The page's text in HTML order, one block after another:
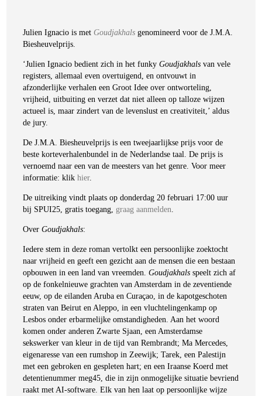
Julien Ignacio
€23,99
BESTEL
Julien Ignacio is metGoudjakhals genomineerd voor de J.M.A.
Biesheuvelprijs.
‘Julien Ignacio bedient zich in het funkyGoudjakhals van vele
registers, allemaal even overtuigend, en ontvouwt in
afzonderlijke verhalen een Groot Idee over ontworteling,
vrijheid, uitbuiting en verzet dat niet alleen op talloze wijzen
actueel is, maar zindert van de levenslust en creativiteit,’ aldus
de jury.
De J.M.A. Biesheuvelprijs is een tweejaarlijkse prijs voor de
beste korteverhalenbundel in de Nederlandse taal. De prijs is
vernoemd naar een van de meesters van het genre. Voor meer
informatie: klikhier.
De uitreiking vindt plaats op donderdag 20 februari 17:00 uur
bij SPUI25, gratis toegang, graag aanmelden.
OverGoudjakhals:
Iedere stem in deze roman vertolkt een persoonlijke zoektocht
naar vrijheid en geeft een gezicht aan de mensen die een bestaan
opbouwen in een land van vreemden.Goudjakhals speelt zich af
op de fonkelnieuwe grachten van Amsterdam in de zeventiende
eeuw, op de eilanden Aruba en Curaçao, in de kapotgeschoten
straten van Beirut en Aleppo, in een vluchtelingenkamp op
Lesbos onder erbarmelijke omstandigheden. Aan het woord
komen onder anderen Zwarte Sjaan, een Amsterdamse
sekswerker van kleur in de tijd van Rembrandt; Ma Mercedes,
eigenaresse van een rumshop in Zeewijk; Tarek, een Palestijn
met een gebroken en gespleten hart; en een Iraanse Koerd met
detentienummer meg45, die in zijn onmogelijke situatie bevriend
raakt met AI-software. Elk van hen laat op persoonlijke wijze